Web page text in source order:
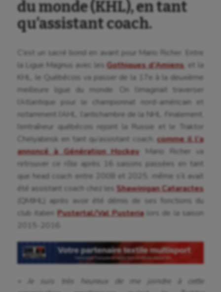
Canoë-kayak
Cheerleading
Course à pied
Cyclisme
Danse
Equitation
Escalade
Fitness
Football américain
du monde (KHL), en tant
qu’assistant coach.
C’est un sacré bond en avant pour Mario Richer. Entre
la Ligue Magnus avec lesGothiques d’Amiens , et la
KHL, le Québécois va passer de la 17e à la deuxième
meilleure ligue du monde. On l’imaginait traverser
l’Atlantique pour le championnat nord-américain et
notamment l’AHL, l’antichambre de la NHL. Finalement,
l’entraîneur québécois rejoint la Russie et le Traktor
Chelyabinsk en tant qu’assistant coach,comme il l’a
annoncé à Génération Hockey . Mario Richer va
retrouver ce rôle après 16 saisons passées en tant
que head coach entre 2008 et 2025, même s’il avait
été assistant coach chez les Shawinigan Cataractes
(QMJHL) après avoir été démis de ses fonctions du
club italien Pustertal/Val Pusterialors de la saison
« Je suis très heureux de me joindre à cette